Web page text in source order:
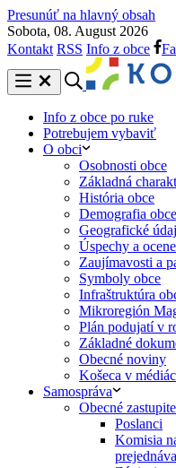
Presunúť na hlavný obsah
Sobota, 08. August 2026
Kontakt RSS Info z obce
Info z obce po ruke
Potrebujem vybaviť
O obci
Osobnosti obce
Základná
História obce
Demografia obce
Geografické
Úspechy a
Zaujímavosti a
Symboly obce
Infraštruktúra
Mikroregión
Plán podujatí v
Základné
Obecné noviny
Košeca v
Samospráva
Obecné
Poslanci
Komisia